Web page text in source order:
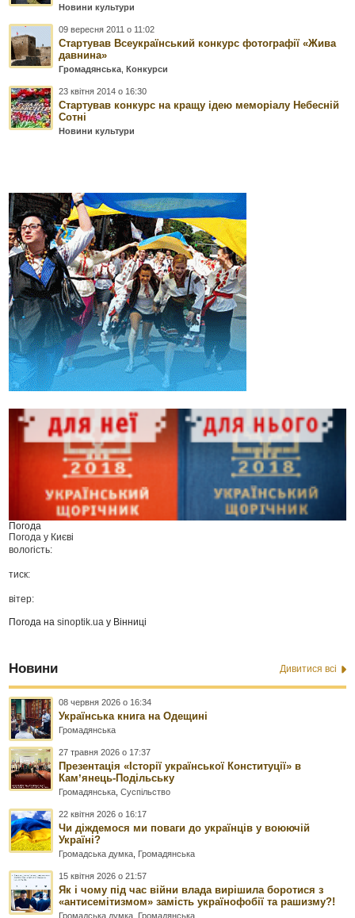
Новини культури
09 вересня 2011 о 11:02
Стартував Всеукраїнський конкурс фотографії «Жива
давнина»
Громадянська ,Конкурси
23 квітня 2014 о 16:30
Стартував конкурс на кращу ідею меморіалу Небесній
Сотні
Новини культури
Погода
Погода у Києві
вологість:
тиск:
вітер:
Погода наsinoptik.ua у Вінниці
Новини Дивитися всі
08 червня 2026 о 16:34
Українська книга на Одещині
Громадянська
27 травня 2026 о 17:37
Презентація «Історії української Конституції» в
Камʼянець-Подільську
Громадянська ,Суспільство
22 квітня 2026 о 16:17
Чи діждемося ми поваги до українців у воюючій
Україні?
Громадська думка Громадянська
15 квітня 2026 о 21:57
Як і чому під час війни влада вирішила боротися з
«антисемітизмом» замість українофобії та рашизму?!
Громадська думка Громадянська